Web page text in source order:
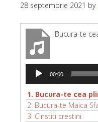
28 septembrie 2021 by
Bucura-te
Player
audio
00:00
1. Bucura-te cea
2. Bucura-te Maica
3. Cinstiti crestini